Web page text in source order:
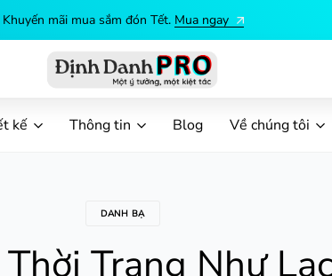
Khuyến mãi mua sắm đón Tết. Mua ngay
Danh
vụ
kế Thông tin Blog Về chúng tôi
DANH BẠ
Trang Như